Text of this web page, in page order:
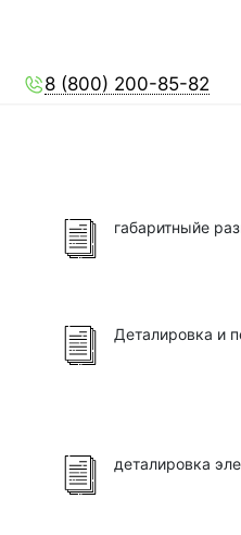
8 (800) 200-85-82
габаритныйе
Деталировка и
деталировка